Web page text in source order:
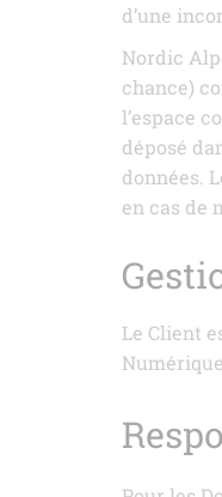
d’une
Nordic
chance)
l’espace
déposé
données.
en cas de
Le Client